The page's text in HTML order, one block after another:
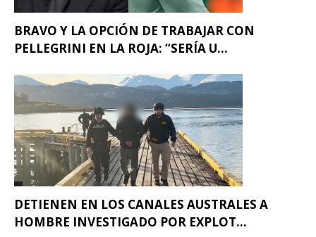
BRAVO Y LA OPCIÓN DE TRABAJAR CON
PELLEGRINI EN LA ROJA: “SERÍA U...
DETIENEN EN LOS CANALES AUSTRALES A
HOMBRE INVESTIGADO POR EXPLOT...